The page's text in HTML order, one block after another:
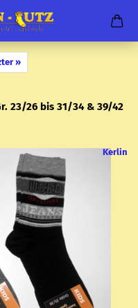
»
23/26 bis 31/34 & 39/42
Kerlin